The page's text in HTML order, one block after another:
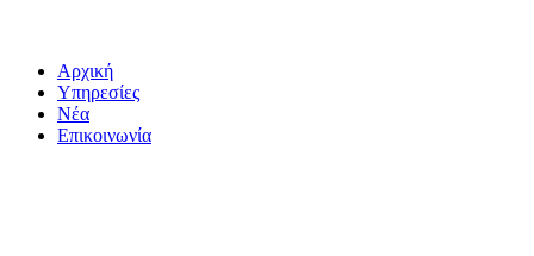
Αρχική
Υπηρεσίες
Νέα
Επικοινωνία